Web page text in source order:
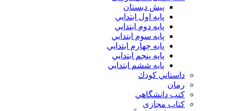
پیش دبستان
پايه اول ابتدايي
پايه دوم ابتدايي
پايه سوم ابتدايي
پايه چهارم ابتدايي
پايه پنجم ابتدايي
پايه ششم ابتدايي
داستاني كودك
رمان
كتب دانشگاهي
کتاب مجازی